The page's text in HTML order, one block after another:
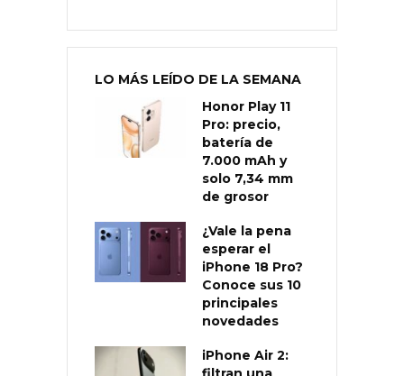
LO MÁS LEÍDO DE LA SEMANA
Honor Play 11
Pro: precio,
batería de
7.000 mAh y
solo 7,34 mm
de grosor
¿Vale la pena
esperar el
iPhone 18 Pro?
Conoce sus 10
principales
novedades
iPhone Air 2: